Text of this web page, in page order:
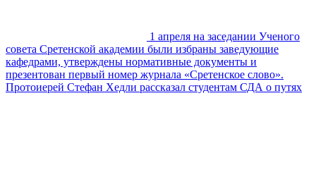
1 апреля на заседании Ученого
совета Сретенской академии были избраны заведующие
кафедрами, утверждены нормативные документы и
презентован первый номер журнала «Сретенское слово».
Протоиерей Стефан Хедли рассказал студентам СДА о путях